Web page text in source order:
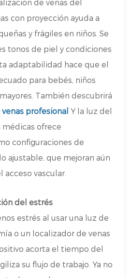
de venas del
con proyección ayuda a
y frágiles en niños. Se
tonos de piel y condiciones
adaptabilidad hace que el
para bebés, niños
También descubrirá
profesional Y la luz del
ofrece
configuraciones de
ajustable, que mejoran aún
acceso vascular.
del estrés
estrés al usar una luz de
o un localizador de venas
acorta el tiempo del
su flujo de trabajo. Ya no